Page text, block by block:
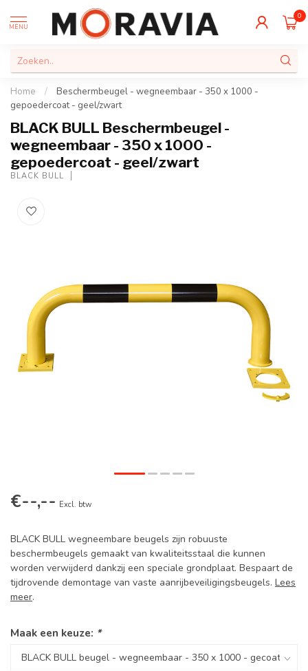
MENU
0
Home /
Beschermbeugel - wegneembaar - 350 x 1000 -
gepoedercoat - geel/zwart
BLACK BULL Beschermbeugel -
wegneembaar - 350 x 1000 -
gepoedercoat - geel/zwart
BLACK BULL
€--,-- Excl. btw
BLACK BULL wegneembare beugels zijn robuuste
beschermbeugels gemaakt van kwaliteitsstaal die kunnen
worden verwijderd dankzij een speciale grondplaat. Bespaart de
tijdrovende demontage van vaste aanrijbeveiligingsbeugels. Lees
meer.
Maak een keuze: *